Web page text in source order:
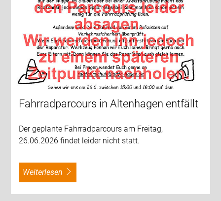
Fahrradparcours in Altenhagen entfällt
Der geplante Fahrradparcours am Freitag,
26.06.2026 findet leider nicht statt.
weiterlesen